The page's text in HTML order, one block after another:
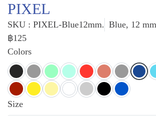
PIXEL
SKU : PIXEL-Blue12mm. Blue, 12
฿125
Colors
Size